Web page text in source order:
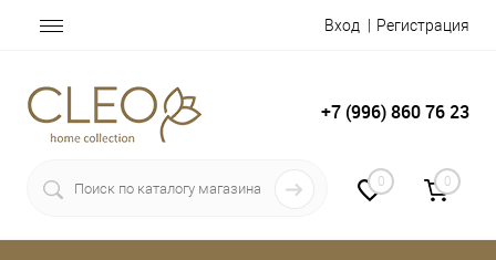
Вход Регистрация
+7 (996) 860 76 23
0 0